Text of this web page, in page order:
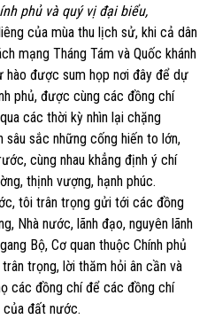
phủ và quý vị đại biểu,
của mùa thu lịch sử, khi cả dân
mạng Tháng Tám và Quốc khánh
được sum họp nơi đây để dự
phủ, được cùng các đồng chí
các thời kỳ nhìn lại chặng
sắc những cống hiến to lớn,
cùng nhau khẳng định ý chí
thịnh vượng, hạnh phúc.
tôi trân trọng gửi tới các đồng
Nhà nước, lãnh đạo, nguyên lãnh
Bộ, Cơ quan thuộc Chính phủ
trọng, lời thăm hỏi ân cần và
các đồng chí để các đồng chí
đất nước.